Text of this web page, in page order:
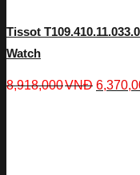
Tissot
Watch
8,918,000VNĐ